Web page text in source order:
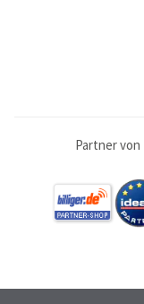
Partner von